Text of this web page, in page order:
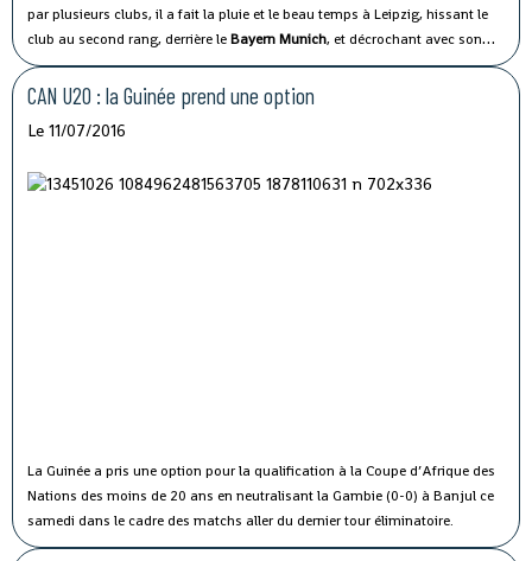
par plusieurs clubs, il a fait la pluie et le beau temps à Leipzig, hissant le
club au second rang, derrière leBayern Munich, et décrochant avec son
club une place historique enLigue des Champions.
CAN U20 : la Guinée prend une option
Le 11/07/2016
La Guinée a pris une option pour la qualification à la Coupe d’Afrique des
Nations des moins de 20 ans en neutralisant la Gambie (0-0) à Banjul ce
samedi dans le cadre des matchs aller du dernier tour éliminatoire.